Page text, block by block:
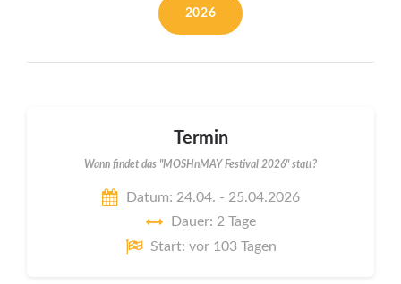
2026
Termin
Wann findet das "MOSHnMAY Festival 2026" statt?
Datum: 24.04. - 25.04.2026
Dauer: 2 Tage
Start: vor 103 Tagen